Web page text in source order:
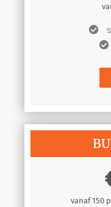
vanaf 150